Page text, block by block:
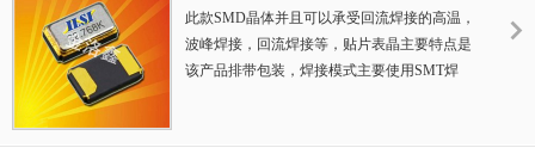
晶振
此款SMD晶体并且可以承受回流焊接的高温，
波峰焊接，回流焊接等，贴片表晶主要特点是
该产品排带包装，焊接模式主要使用SMT焊